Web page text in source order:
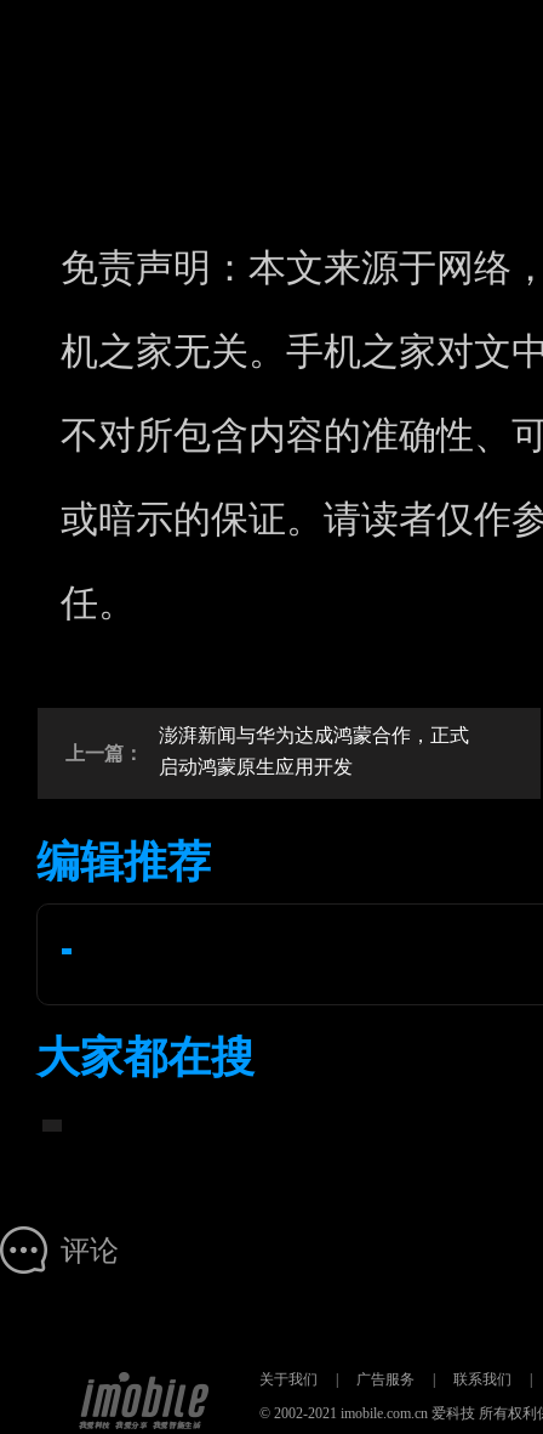
免责声明：本文来源于网络
机之家无关。手机之家对文
不对所包含内容的准确性、
或暗示的保证。请读者仅作
任。
上一篇：
澎湃新闻与华为达成鸿蒙合作，正式
启动鸿蒙原生应用开发
编辑推荐
大家都在搜
评论
关于我们 广告服务 联系我们
© 2002-2021 imobile.com.cn 爱科技 所有权